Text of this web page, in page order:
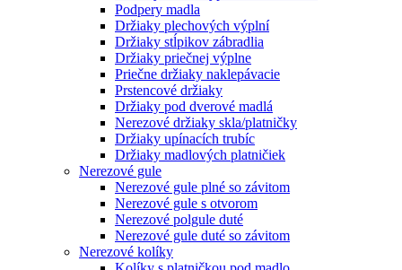
Podpery madla
Držiaky plechových výplní
Držiaky stĺpikov zábradlia
Držiaky priečnej výplne
Priečne držiaky naklepávacie
Prstencové držiaky
Držiaky pod dverové madlá
Nerezové držiaky skla/platničky
Držiaky upínacích trubíc
Držiaky madlových platničiek
Nerezové gule
Nerezové gule plné so závitom
Nerezové gule s otvorom
Nerezové polgule duté
Nerezové gule duté so závitom
Nerezové kolíky